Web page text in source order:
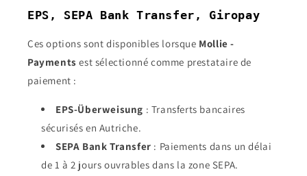
EPS, SEPA Bank Transfer, Giropay
Ces options sont disponibles lorsque Mollie -
Payments est sélectionné comme prestataire de
paiement :
EPS-Überweisung : Transferts bancaires
sécurisés en Autriche.
SEPA Bank Transfer : Paiements dans un délai
de 1 à 2 jours ouvrables dans la zone SEPA.